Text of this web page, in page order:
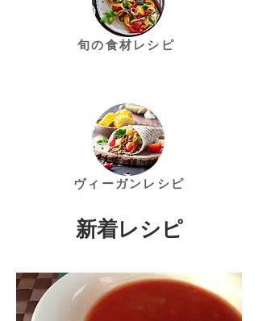
旬の食材レシピ
ヴィーガンレシピ
新着レシピ